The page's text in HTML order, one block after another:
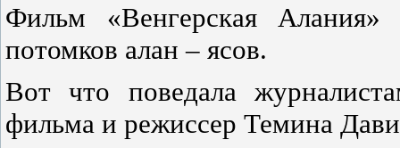
Фильм «Венгерская Алания»
потомков алан – ясов.
Вот что поведала
фильма и режиссер Темина